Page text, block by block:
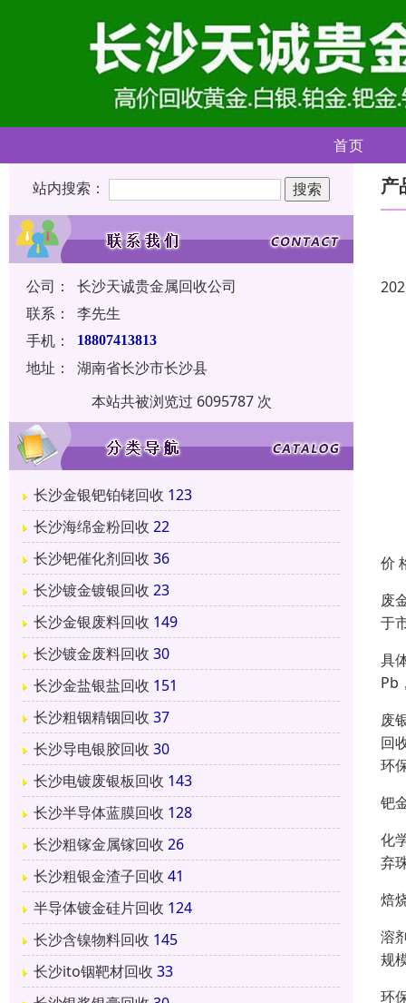
首页
站内搜索：
公司：
长沙天诚贵金属回收公司
联系：
李先生
手机：
18807413813
地址：
湖南省长沙市长沙县
本站共被浏览过 6095787 次
长沙金银钯铂铑回收 123
长沙海绵金粉回收 22
长沙钯催化剂回收 36
长沙镀金镀银回收 23
长沙金银废料回收 149
长沙镀金废料回收 30
长沙金盐银盐回收 151
长沙粗铟精铟回收 37
长沙导电银胶回收 30
长沙电镀废银板回收 143
长沙半导体蓝膜回收 128
长沙粗镓金属镓回收 26
长沙粗银金渣子回收 41
半导体镀金硅片回收 124
长沙含镍物料回收 145
长沙ito铟靶材回收 33
产
价
废
于
具
Pb
废
回
环
钯
化
弃
焙
溶
规
环